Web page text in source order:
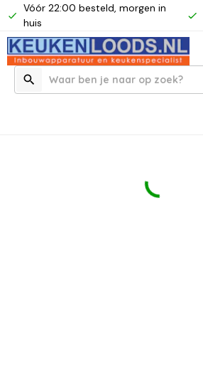
Vóór 22:00 besteld, morgen in
huis